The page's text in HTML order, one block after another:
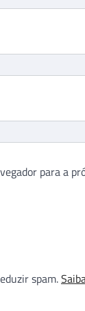
para a
spam.